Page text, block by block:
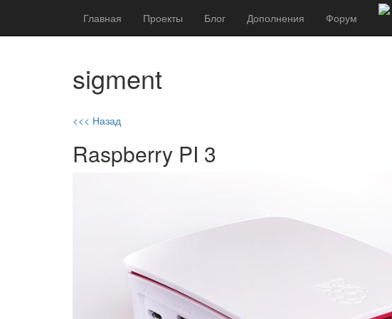
Главная Проекты Блог Дополнения Форум
sigment
<<< Назад
Raspberry PI 3